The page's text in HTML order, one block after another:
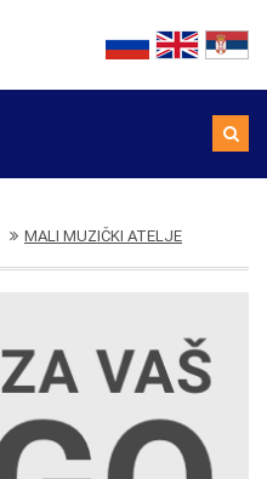
MALI MUZIČKI ATELJE